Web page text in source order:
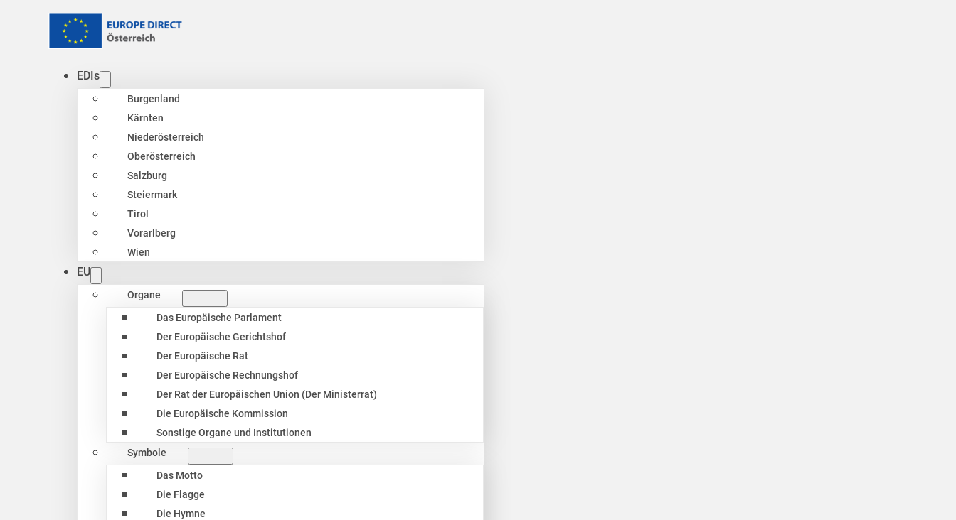
EDIs
Burgenland
Kärnten
Niederösterreich
Oberösterreich
Salzburg
Steiermark
Tirol
Vorarlberg
Wien
EU
Organe
Das Europäische Parlament
Der Europäische Gerichtshof
Der Europäische Rat
Der Europäische Rechnungshof
Der Rat der Europäischen Union (Der Ministerrat)
Die Europäische Kommission
Sonstige Organe und Institutionen
Symbole
Das Motto
Die Flagge
Die Hymne